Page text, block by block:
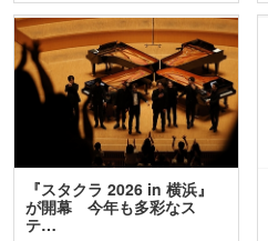
『スタクラ 2026 in 横浜』
が開幕 今年も多彩なス
テ…